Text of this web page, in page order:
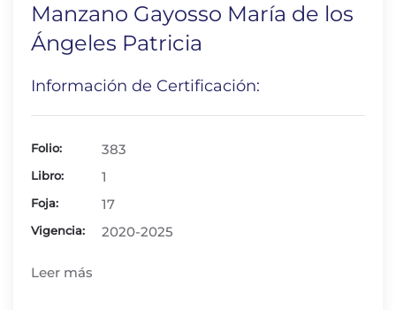
Manzano Gayosso María de los
Ángeles Patricia
Información de Certificación:
Folio: 383
Libro: 1
Foja: 17
Vigencia: 2020-2025
Leer más